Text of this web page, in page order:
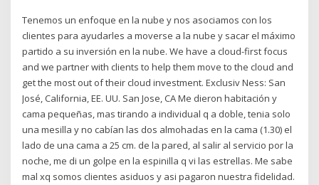
Tenemos un enfoque en la nube y nos asociamos con los
clientes para ayudarles a moverse a la nube y sacar el máximo
partido a su inversión en la nube. We have a cloud-first focus
and we partner with clients to help them move to the cloud and
get the most out of their cloud investment. Exclusiv Ness: San
José, California, EE. UU. San Jose, CA Me dieron habitación y
cama pequeñas, mas tirando a individual q a doble, tenia solo
una mesilla y no cabían las dos almohadas en la cama (1.30) el
lado de una cama a 25 cm. de la pared, al salir al servicio por la
noche, me di un golpe en la espinilla q vi las estrellas. Me sabe
mal xq somos clientes asiduos y asi pagaron nuestra fidelidad.